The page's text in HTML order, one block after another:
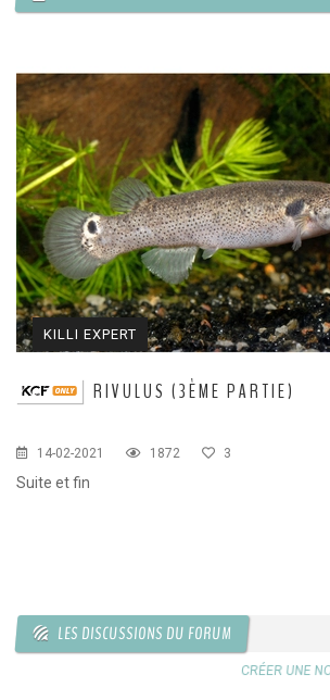
KILLI EXPERT
RIVULUS (3ÈME PARTIE)
14-02-2021 1872 3
Suite et fin
LES DISCUSSIONS DU FORUM
CRÉER UNE